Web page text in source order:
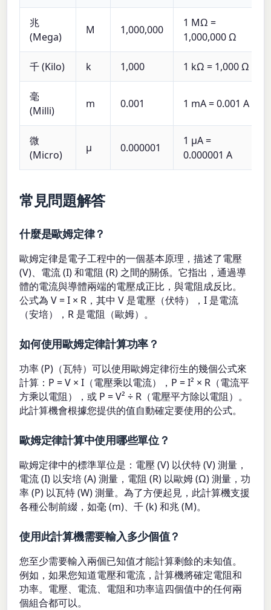
兆
(Mega)
M 1,000,000
1 MΩ =
1,000,000 Ω
千 (Kilo) k 1,000 1 kΩ = 1,000 Ω
毫
(Milli)
m 0.001 1 mA = 0.001 A
微
(Micro)
μ 0.000001
1 μA =
0.000001 A
常見問題解答
什麼是歐姆定律？
歐姆定律是電子工程中的一個基本原理，描述了電壓
(V)、電流 (I) 和電阻 (R) 之間的關係。它指出，通過導
體的電流與導體兩端的電壓成正比，與電阻成反比。
公式為 V = I × R，其中 V 是電壓（伏特），I 是電流
（安培），R 是電阻（歐姆）。
如何使用歐姆定律計算功率？
功率 (P)（瓦特）可以使用歐姆定律衍生的幾個公式來
計算：P = V × I（電壓乘以電流），P = I² × R（電流平
方乘以電阻），或 P = V² ÷ R（電壓平方除以電阻）。
此計算機會根據您提供的值自動確定要使用的公式。
歐姆定律計算中使用哪些單位？
歐姆定律中的標準單位是：電壓 (V) 以伏特 (V) 測量，
電流 (I) 以安培 (A) 測量，電阻 (R) 以歐姆 (Ω) 測量，功
率 (P) 以瓦特 (W) 測量。為了方便起見，此計算機支援
各種公制前綴，如毫 (m)、千 (k) 和兆 (M)。
使用此計算機需要輸入多少個值？
您至少需要輸入兩個已知值才能計算剩餘的未知值。
例如，如果您知道電壓和電流，計算機將確定電阻和
功率。電壓、電流、電阻和功率這四個值中的任何兩
個組合都可以。